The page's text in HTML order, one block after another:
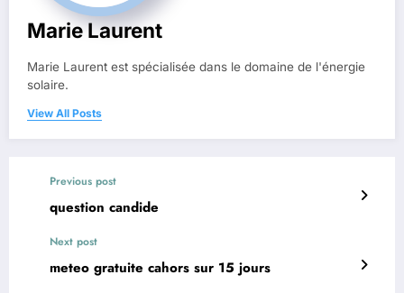
Marie Laurent
Marie Laurent est spécialisée dans le domaine de l'énergie
solaire.
View All Posts
Previous post
question candide
Next post
meteo gratuite cahors sur 15 jours